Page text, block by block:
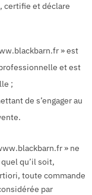
certifie et déclare
» est
et est
;
de s’engager au
» ne
qu’il soit,
toute commande
par